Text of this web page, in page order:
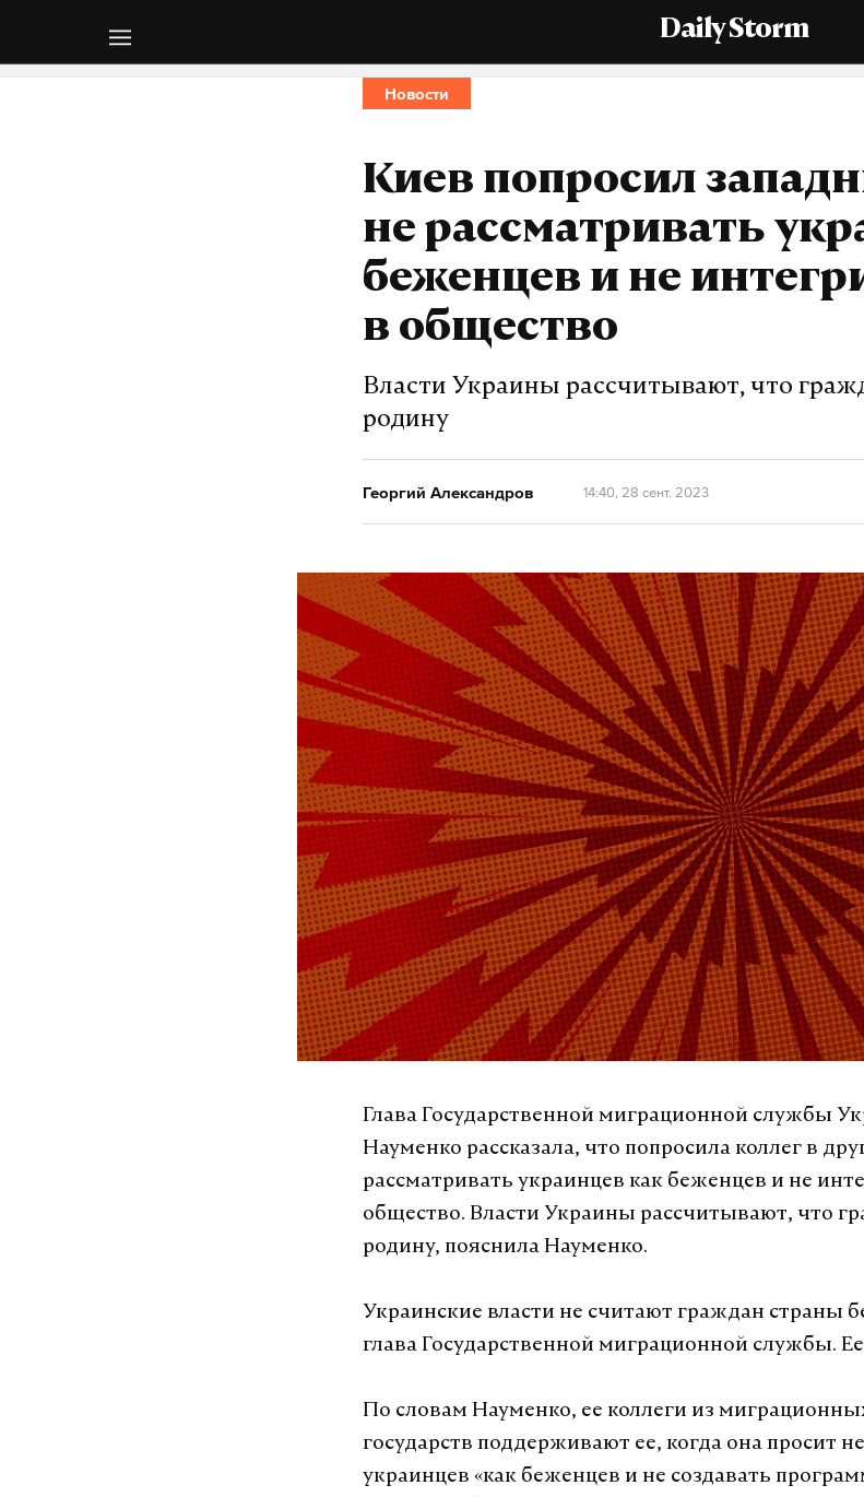
Daily Storm
Новости
Киев попросил
не рассматривать
беженцев и не
в общество
Власти Украины рассчитывают, что
родину
Георгий Александров 14:40, 28 сент. 2023
Глава Государственной миграционной службы
Науменко рассказала, что попросила коллег в
рассматривать украинцев как беженцев и не
общество. Власти Украины рассчитывают, что
родину, пояснила Науменко.
Украинские власти не считают граждан страны
глава Государственной миграционной службы.
По словам Науменко, ее коллеги из
государств поддерживают ее, когда она просит
украинцев «как беженцев и не создавать